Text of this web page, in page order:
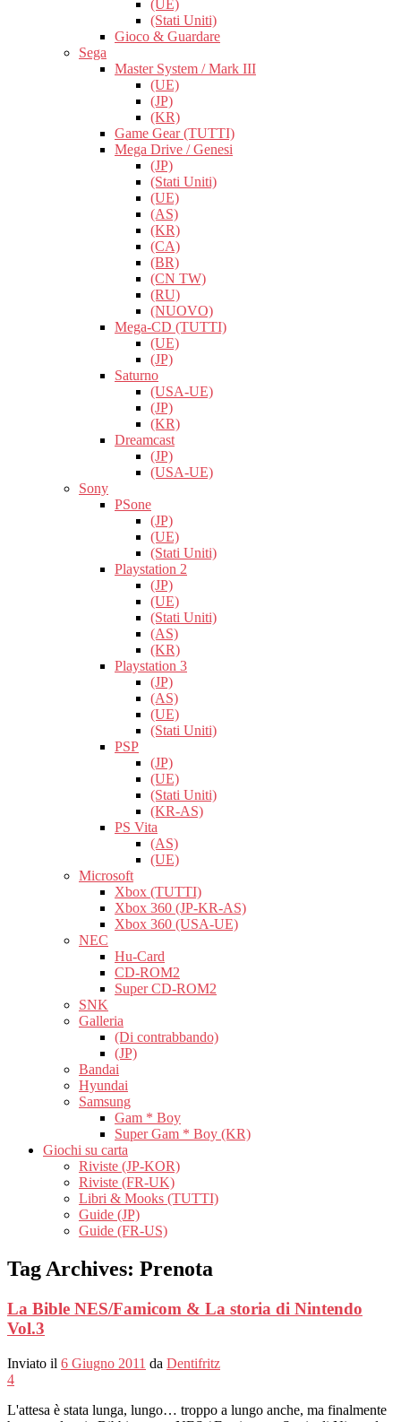
(UE)
(Stati Uniti)
Gioco & Guardare
Sega
Master System / Mark III
(UE)
(JP)
(KR)
Game Gear (TUTTI)
Mega Drive / Genesi
(JP)
(Stati Uniti)
(UE)
(AS)
(KR)
(CA)
(BR)
(CN TW)
(RU)
(NUOVO)
Mega-CD (TUTTI)
(UE)
(JP)
Saturno
(USA-UE)
(JP)
(KR)
Dreamcast
(JP)
(USA-UE)
Sony
PSone
(JP)
(UE)
(Stati Uniti)
Playstation 2
(JP)
(UE)
(Stati Uniti)
(AS)
(KR)
Playstation 3
(JP)
(AS)
(UE)
(Stati Uniti)
PSP
(JP)
(UE)
(Stati Uniti)
(KR-AS)
PS Vita
(AS)
(UE)
Microsoft
Xbox (TUTTI)
Xbox 360 (JP-KR-AS)
Xbox 360 (USA-UE)
NEC
Hu-Card
CD-ROM2
Super CD-ROM2
SNK
Galleria
(Di contrabbando)
(JP)
Bandai
Hyundai
Samsung
Gam * Boy
Super Gam * Boy (KR)
Giochi su carta
Riviste (JP-KOR)
Riviste (FR-UK)
Libri & Mooks (TUTTI)
Guide (JP)
Guide (FR-US)
Tag Archives: Prenota
La Bible NES/Famicom & La storia di Nintendo
Vol.3
Inviato il 6 Giugno 2011 da Dentifritz
4
L'attesa è stata lunga, lungo… troppo a lungo anche, ma finalmente